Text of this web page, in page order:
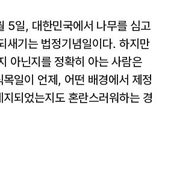
5일, 대한민국에서 나무를 심고
새기는 법정기념일이다. 하지만
아닌지를 정확히 아는 사람은
일이 언제, 어떤 배경에서 제정
되었는지도 혼란스러워하는 경